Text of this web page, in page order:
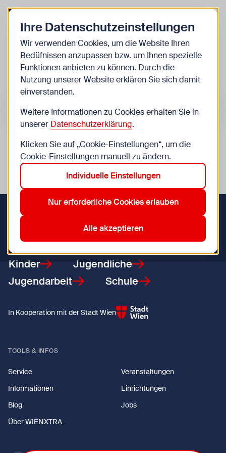
Zurück zur Startseite Zum
Kinder
Veranstaltungen
Suche im Bereich “Kinder”
Suchen
Veranstaltungen in Wien im Bereich “Kinder”
Aktive Filter: 17. Hernals
8. Josefstadt
Zurücksetzen
Zurück zur Startseite
Kinder
Jugendliche
Jugendarbeit
Schule
In Kooperation mit der Stadt Wien
TOOLS & INFOS
Service
Veranstaltungen
Informationen
Einrichtungen
Blog
Jobs
Über WIENXTRA
Ihre Datenschutzeinstellungen
Wir verwenden Cookies, um die Website Ihren
Bedüfnissen anzupassen bzw. um Ihnen spezielle
Funktionen anbieten zu können. Durch die
Nutzung unserer Website erklären Sie sich damit
einverstanden.
Weitere Informationen zu Cookies erhalten Sie in
unserer Datenschutzerklärung.
Klicken Sie auf „Cookie-Einstellungen“, um die
Cookie-Einstellungen manuell zu ändern.
Individuelle Einstellungen
Nur erforderliche Cookies erlauben
Alle akzeptieren